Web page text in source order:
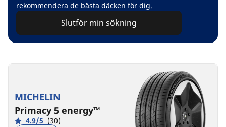
rekommendera de bästa däcken för dig.
Slutför min sökning
MICHELIN
Primacy 5 energy™
4.9/5 (30)